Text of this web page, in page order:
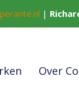
|
Over